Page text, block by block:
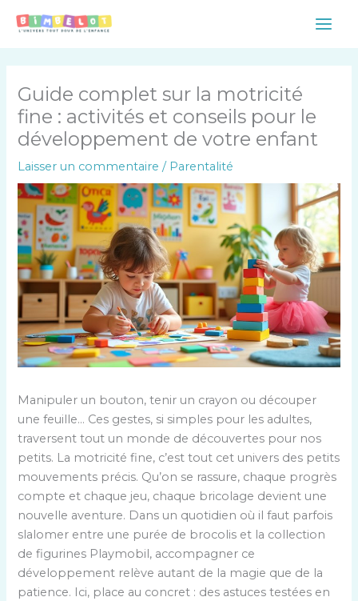
Main
Guide complet sur la motricité
fine : activités et conseils pour le
développement de votre enfant
Laisser un commentaire / Parentalité
Manipuler un bouton, tenir un crayon ou découper
une feuille… Ces gestes, si simples pour les adultes,
traversent tout un monde de découvertes pour nos
petits. La motricité fine, c’est tout cet univers des petits
mouvements précis. Qu’on se rassure, chaque progrès
compte et chaque jeu, chaque bricolage devient une
nouvelle aventure. Dans un quotidien où il faut parfois
slalomer entre une purée de brocolis et la collection
de figurines Playmobil, accompagner ce
développement relève autant de la magie que de la
patience. Ici, place au concret : des astuces testées en